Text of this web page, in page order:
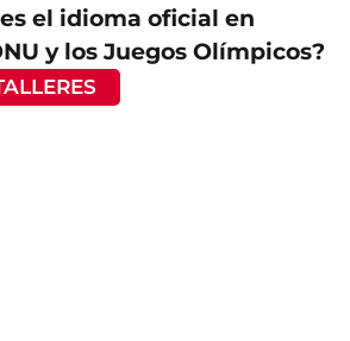
el idioma oficial en
y los Juegos Olímpicos?